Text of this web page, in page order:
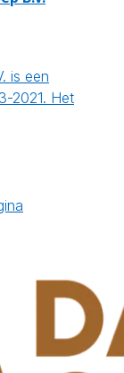
is een
2021. Het